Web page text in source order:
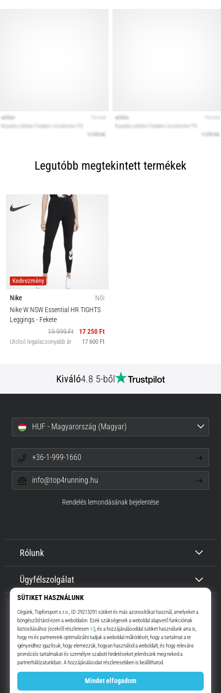
Legutóbb megtekintett termékek
Kedvezmény
Nike
Női
Nike W NSW Essential HR TIGHTS
Leggings- Fekete
19 999 Ft
17 250 Ft
Utolsó legalacsonyabb ár 17 600 Ft
Kiváló4.8 5-ből
Top4Running.hu
Már több, mint 16 éve motiválunk, hogy menj, és fuss. Gyorsabban.
Velünk. Mindennap.
InstagramYouTube
Rólunk
Ügyfélszolgálat
HUF - Magyarország (Magyar)
+36-1-999-1660
info@top4running.hu
Rendelés lemondásának bejelentése